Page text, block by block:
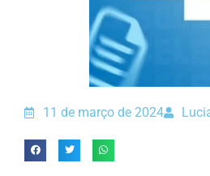
11 de março de 2024